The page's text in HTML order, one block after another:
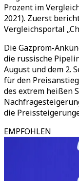
Prozent im
2021). Zuerst
Vergleichsportal
Die Gazprom-
die russische
August und dem 2.
für den
des extrem heißen
die
EMPFOHLEN